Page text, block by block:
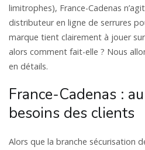
limitrophes), France-Cadenas
distributeur en ligne de serrures
marque tient clairement à jouer
alors comment fait-elle ? Nous
en détails.
France-Cadenas :
besoins des clients
Alors que la branche sécurisation